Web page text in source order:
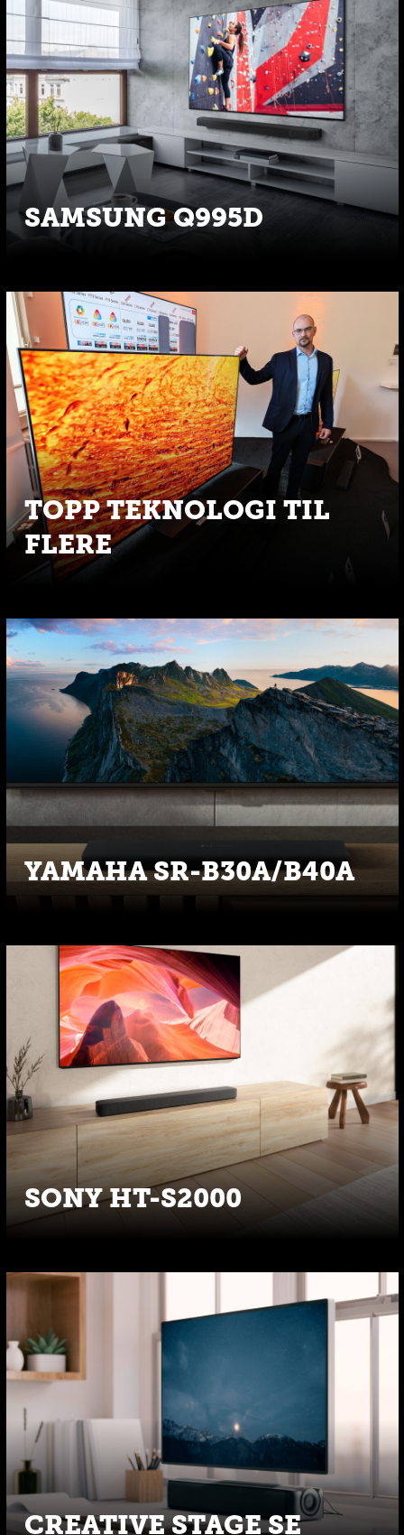
SAMSUNG Q995D
TOPP TEKNOLOGI TIL
FLERE
YAMAHA SR-B30A/B40A
SONY HT-S2000
CREATIVE STAGE SE